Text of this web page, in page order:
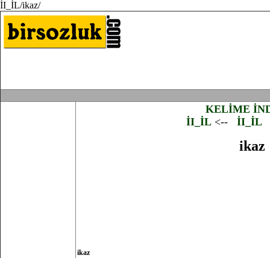
İI_İL/ikaz/
KELİME
İI_İL <-- İI_İL
ikaz
ikaz